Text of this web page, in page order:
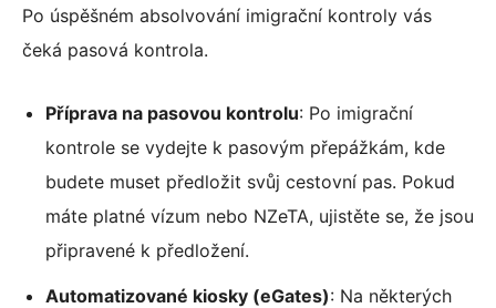
Po úspěšném absolvování imigrační kontroly vás
čeká pasová kontrola.
Příprava na pasovou kontrolu: Po imigrační
kontrole se vydejte k pasovým přepážkám, kde
budete muset předložit svůj cestovní pas. Pokud
máte platné vízum nebo NZeTA, ujistěte se, že jsou
připravené k předložení.
Automatizované kiosky (eGates): Na některých